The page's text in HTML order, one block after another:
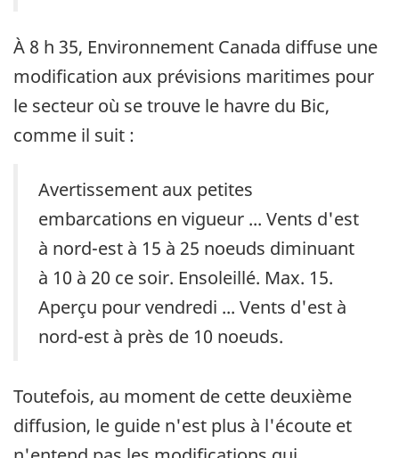
À 8 h 35, Environnement Canada diffuse une
modification aux prévisions maritimes pour
le secteur où se trouve le havre du Bic,
comme il suit :
Avertissement aux petites
embarcations en vigueur ... Vents d'est
à nord-est à 15 à 25 noeuds diminuant
à 10 à 20 ce soir. Ensoleillé. Max. 15.
Aperçu pour vendredi ... Vents d'est à
nord-est à près de 10 noeuds.
Toutefois, au moment de cette deuxième
diffusion, le guide n'est plus à l'écoute et